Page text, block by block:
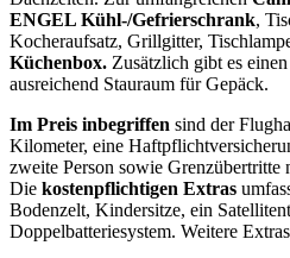
ENGEL Kühl-/Gefrierschrank,
Kocheraufsatz, Grillgitter,
Küchenbox. Zusätzlich gibt es einen
ausreichend Stauraum für Gepäck.
Im Preis inbegriffen sind der
Kilometer, eine
zweite Person sowie Grenzübertritte
Die kostenpflichtigen Extras
Bodenzelt, Kindersitze, ein
Doppelbatteriesystem. Weitere